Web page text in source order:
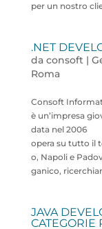
per un nostro
.NET
da consoft|
Roma
Consoft
è un’impresa
data nel 2006
opera su tutto il
o, Napoli e
ganico,
JAVA
CATEGORIE